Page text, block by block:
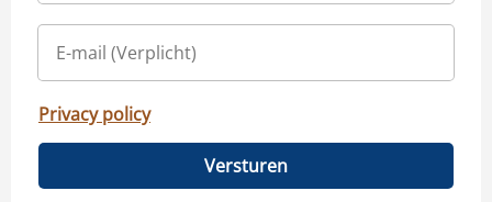
Privacy policy
Versturen